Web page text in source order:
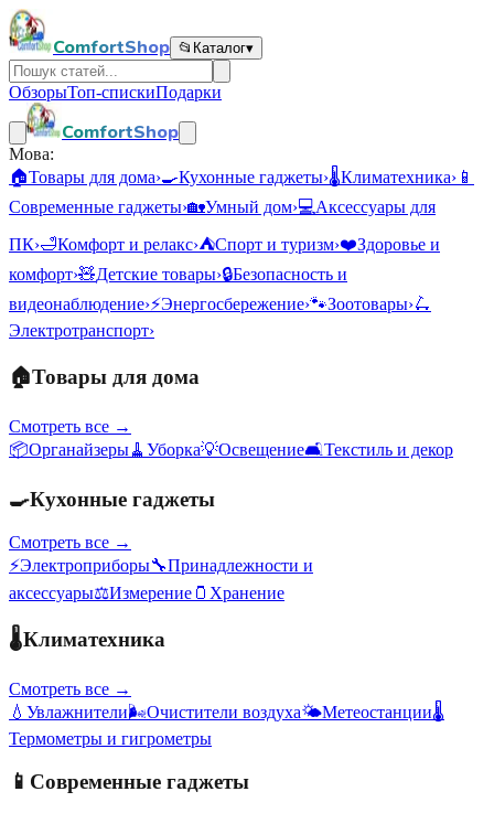
ComfortShop 📂 Каталог▾
ОбзорыТоп-спискиПодарки
ComfortShop
Мова:
🏠Товары для дома›🍳Кухонные гаджеты›🌡️Климатехника› 📱
Современные гаджеты›🏡Умный дом›💻Аксессуары для
ПК›🛁Комфорт и релакс›⛺Спорт и туризм›❤️Здоровье и
комфорт›🧸Детские товары›🔒Безопасность и
видеонаблюдение›⚡Энергосбережение›🐾Зоотовары›🛴
Электротранспорт›
🏠Товары для дома
Смотреть все →
📦Органайзеры🧹 Уборка💡Освещение🛋️Текстиль и декор
🍳Кухонные гаджеты
Смотреть все →
⚡Электроприборы🔧Принадлежности и
аксессуары⚖️Измерение 🫙 Хранение
🌡️Климатехника
Смотреть все →
💧 Увлажнители🌬️Очистители воздуха🌤️Метеостанции🌡️
Термометры и гигрометры
📱 Современные гаджеты